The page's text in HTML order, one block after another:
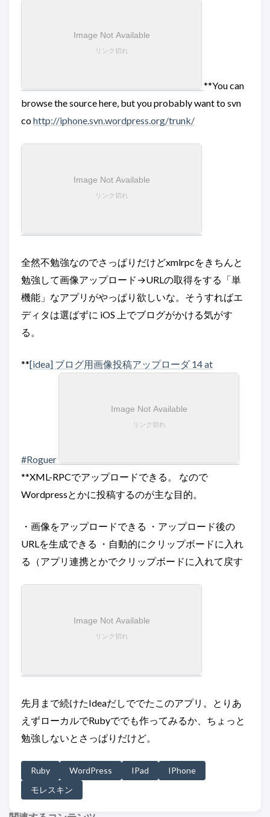
**You can
browse the source here, but you probably want to svn
cohttp://iphone.svn.wordpress.org/trunk/
全然不勉強なのでさっぱりだけどxmlrpcをきちんと
勉強して画像アップロード→URLの取得をする「単
機能」なアプリがやっぱり欲しいな。そうすればエ
ディタは選ばずに iOS 上でブログがかける気がす
る。
**[idea] ブログ用画像投稿アップローダ 14 at
#Roguer
**XML-RPCでアップロードできる。 なので
Wordpressとかに投稿するのが主な目的。
・画像をアップロードできる ・アップロード後の
URLを生成できる ・自動的にクリップボードに入れ
る（アプリ連携とかでクリップボードに入れて戻す
先月まで続けたIdeaだしででたこのアプリ。とりあ
えずローカルでRubyででも作ってみるか、ちょっと
勉強しないとさっぱりだけど。
Ruby WordPress IPad
IPhone
モレスキン